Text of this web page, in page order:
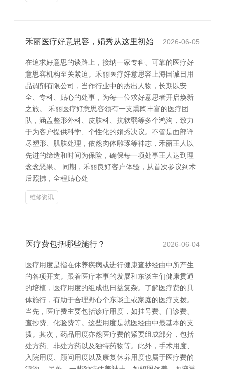
禾丽医疗好意思容，娟秀从这里初始 2026-06-05
在追求好意思的谈路上，接纳一家专科、可靠的医疗好
意思容机构至关紧迫。禾丽医疗好意思容上海国诚日用
品调剂有限公司，当作行业中的杰出人物，长期以安
全、专科、贴心的处事，为每一位求好意思者开启焕新
之旅。 禾丽医疗好意思容领有一支熏陶丰富的医疗团
队，涵盖整形外科、皮肤科、抗软弱等多个鸿沟，致力
于为客户提供科学、个性化的娟秀决议。不管是面部详
尽塑形、肌肤处理，依然肉体雕琢等神志，禾丽王人以
先进的缔造和时间为保险，确保每一项处事王人达到理
念念恶果。 同期，禾丽良好客户体验，从首次参议到术
后照拂，全程贴心处
维修资讯
医疗费包括哪些施行？ 2026-06-04
医疗用度是指在休养疾病或进行健康查抄经由中所产生
的各项开支。跟着医疗本事的发展和东谈主们健康贯通
的培植，医疗用度的组成也日益复杂。了解医疗费的具
体施行，有助于合理野心个东谈主或家庭的医疗支拨。
当先，医疗费主要包括诊疗用度，如挂号费、门诊费、
查抄费、化验费等。这些用度是就医经由中最基本的支
拨。其次，药品用度亦然医疗费的紧要组成部分，包括
处方药、非处方药以及独特药物等。此外，手术用度、
入院用度、顾问用度以及康复休养用度也属于医疗费的